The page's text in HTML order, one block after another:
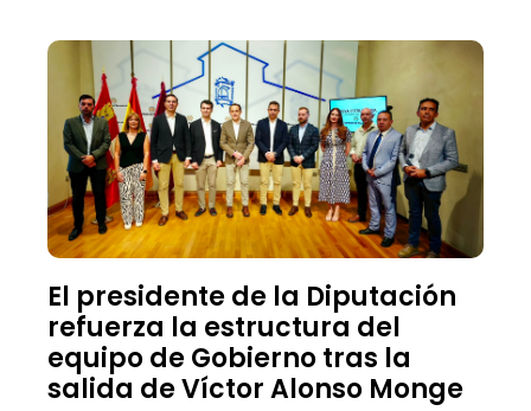
El presidente de la Diputación
refuerza la estructura del
equipo de Gobierno tras la
salida de Víctor Alonso Monge